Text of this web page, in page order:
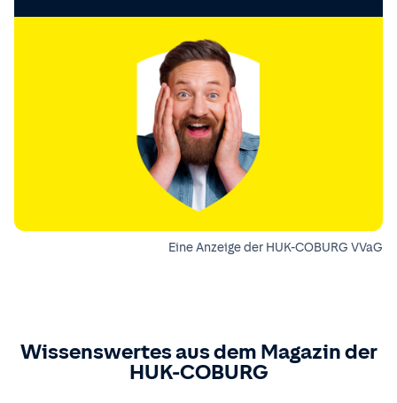
Eine Anzeige der HUK-COBURG VVaG
Wissenswertes aus dem Magazin der
HUK-COBURG